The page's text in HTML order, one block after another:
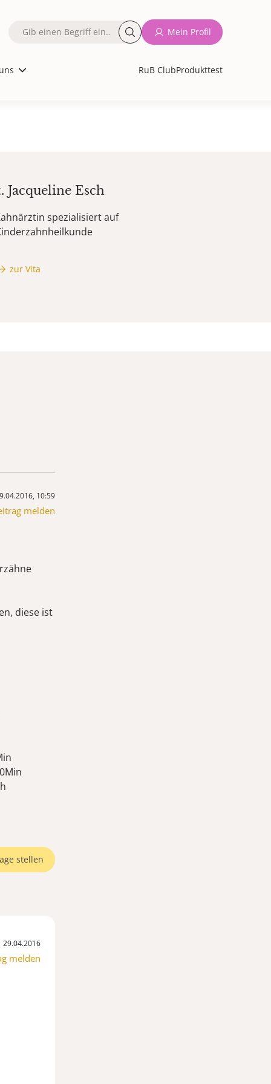
RuB ClubProdukttest
Fulltext
Mein Profil
Jacqueline Esch
spezialisiert auf
zur Vita
10:59
melden
diese ist
stellen
29.04.2016
melden